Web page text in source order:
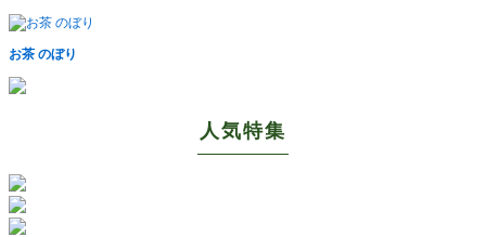
お茶 のぼり
人気特集